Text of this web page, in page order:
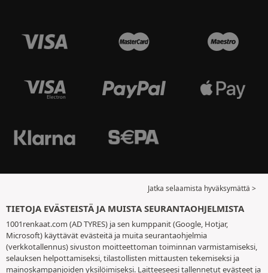
Jatka selaamista hyväksymättä >
TIETOJA EVÄSTEISTÄ JA MUISTA SEURANTAOHJELMISTA
1001renkaat.com (AD TYRES) ja sen kumppanit (Google, Hotjar,
Microsoft) käyttävät evästeitä ja muita seurantaohjelmia
(verkkotallennus) sivuston moitteettoman toiminnan varmistamiseksi,
selauksen helpottamiseksi, tilastollisten mittausten tekemiseksi ja
mainoskampanjoiden yksilöimiseksi. Laitteeseesi tallennetut evästeet ja